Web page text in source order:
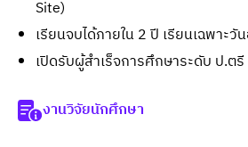
Site)
เรียนจบได้ภายใน 2 ปี เรียนเฉพาะ
เปิดรับผู้สำเร็จการศึกษาระดับ ป.ต
งานวิจัยนักศึกษา